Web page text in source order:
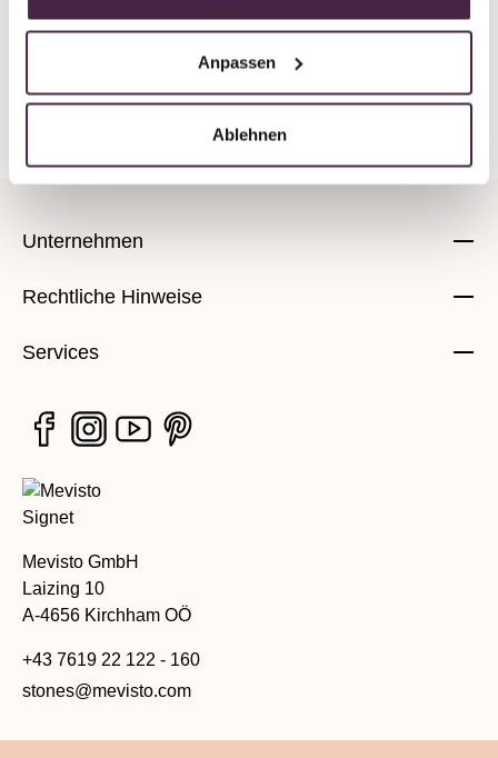
Anpassen
Ablehnen
Zurück zur Übersicht
Unternehmen
Rechtliche Hinweise
Services
Mevisto GmbH
Laizing 10
A-4656 Kirchham OÖ
+43 7619 22 122 - 160
stones@mevisto.com